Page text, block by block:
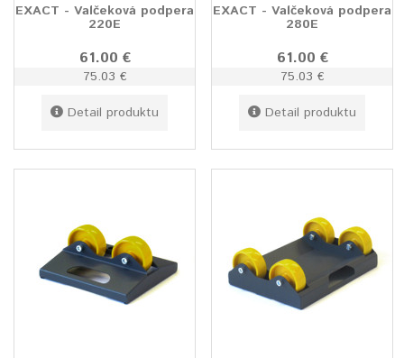
EXACT - Valčeková podpera
220E
61.00 €
75.03 €
Detail produktu
EXACT - Valčeková podpera
280E
61.00 €
75.03 €
Detail produktu